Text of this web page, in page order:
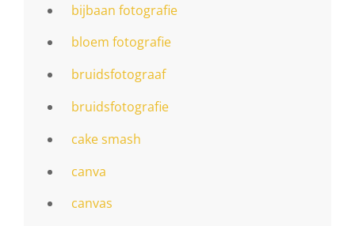
bijbaan fotografie
bloem fotografie
bruidsfotograaf
bruidsfotografie
cake smash
canva
canvas